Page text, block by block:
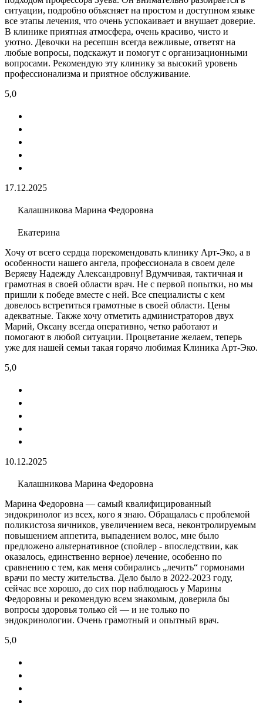
ситуации, подробно объясняет на простом и доступном языке
все этапы лечения, что очень успокаивает и внушает доверие.
В клинике приятная атмосфера, очень красиво, чисто и
уютно. Девочки на ресепшн всегда вежливые, ответят на
любые вопросы, подскажут и помогут с организационными
вопросами. Рекомендую эту клинику за высокий уровень
профессионализма и приятное обслуживание.
5,0
17.12.2025
Калашникова Марина Федоровна
Екатерина
Хочу от всего сердца порекомендовать клинику Арт-Эко, а в
особенности нашего ангела, профессионала в своем деле
Веряеву Надежду Александровну! Вдумчивая, тактичная и
грамотная в своей области врач. Не с первой попытки, но мы
пришли к победе вместе с ней. Все специалисты с кем
довелось встретиться грамотные в своей области. Цены
адекватные. Также хочу отметить администраторов двух
Марий, Оксану всегда оперативно, четко работают и
помогают в любой ситуации. Процветание желаем, теперь
уже для нашей семьи такая горячо любимая Клиника Арт-Эко.
5,0
10.12.2025
Калашникова Марина Федоровна
Марина Федоровна — самый квалифицированный
эндокринолог из всех, кого я знаю. Обращалась с проблемой
поликистоза яичников, увеличением веса, неконтролируемым
повышением аппетита, выпадением волос, мне было
предложено альтернативное (спойлер - впоследствии, как
оказалось, единственно верное) лечение, особенно по
сравнению с тем, как меня собирались „лечить“ гормонами
врачи по месту жительства. Дело было в 2022-2023 году,
сейчас все хорошо, до сих пор наблюдаюсь у Марины
Федоровны и рекомендую всем знакомым, доверила бы
вопросы здоровья только ей — и не только по
эндокринологии. Очень грамотный и опытный врач.
5,0